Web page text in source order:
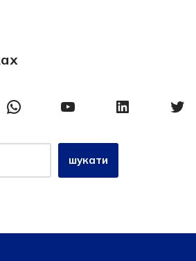
шукати